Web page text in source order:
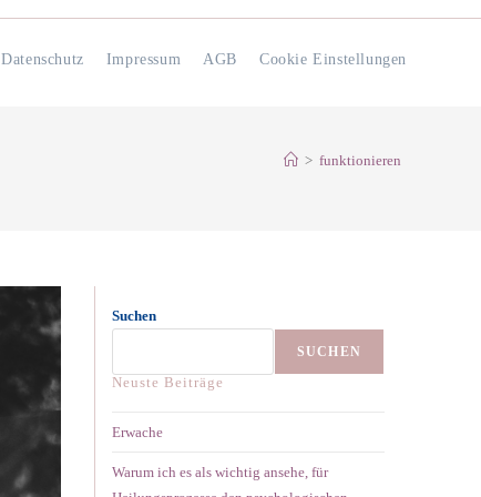
Datenschutz Impressum AGB Cookie Einstellungen
> funktionieren
Suchen
SUCHEN
Neuste Beiträge
Erwache
Warum ich es als wichtig ansehe, für